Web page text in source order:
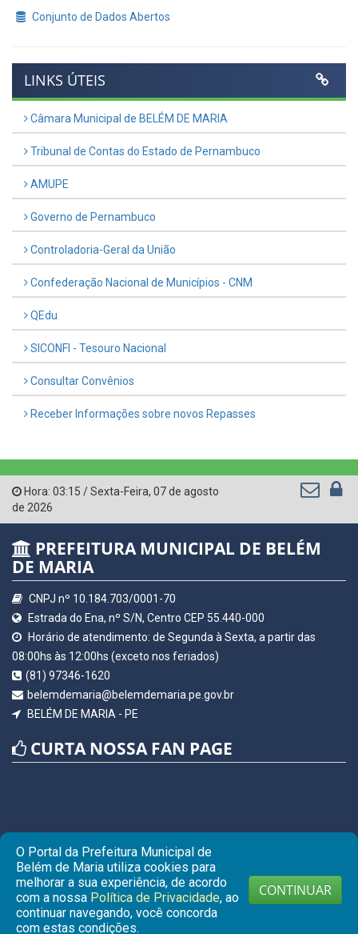
Conjunto de Dados Abertos
LINKS ÚTEIS
Câmara Municipal de BELÉM DE MARIA
Tribunal de Contas do Estado de Pernambuco
AMUPE
Governo de Pernambuco
Controladoria-Geral da União
Confederação Nacional de Municípios - CNM
QEdu
SICONFI - Tesouro Nacional
Consultar Convênios
Receber Informações sobre novos Repasses
Hora: 03:15 /Sexta-Feira, 07 de agosto
de 2026
PREFEITURA MUNICIPAL DE BELÉM
DE MARIA
CNPJ nº 10.184.703/0001-70
Estrada do Ena, nº S/N, Centro CEP 55.440-000
Horário de atendimento: de Segunda à Sexta, a partir das
08:00hs às 12:00hs (exceto nos feriados)
(81) 97346-1620
belemdemaria@belemdemaria.pe.gov.br
BELÉM DE MARIA - PE
CURTA NOSSA FAN PAGE
© Copyright 2026 Prefeitura Municipal de BELÉM DE MARIA |
O Portal da Prefeitura Municipal de
Belém de Maria utiliza cookies para
melhorar a sua experiência, de acordo
com a nossa Política de Privacidade, ao
continuar navegando, você concorda
com estas condições.
CONTINUAR